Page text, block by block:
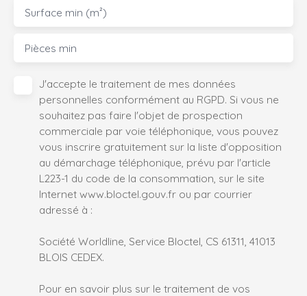
Surface min (m²)
Pièces min
J'accepte le traitement de mes données
personnelles conformément au RGPD. Si vous ne
souhaitez pas faire l'objet de prospection
commerciale par voie téléphonique, vous pouvez
vous inscrire gratuitement sur la liste d'opposition
au démarchage téléphonique, prévu par l'article
L223-1 du code de la consommation, sur le site
Internet www.bloctel.gouv.fr ou par courrier
adressé à :
Société Worldline, Service Bloctel, CS 61311, 41013
BLOIS CEDEX.
Pour en savoir plus sur le traitement de vos